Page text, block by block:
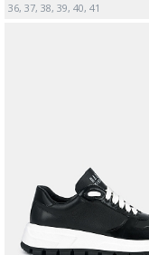
36, 37, 38, 39, 40, 41